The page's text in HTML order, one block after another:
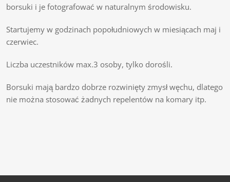
borsuki i je fotografować w naturalnym środowisku.
Startujemy w godzinach popołudniowych w miesiącach maj i
czerwiec.
Liczba uczestników max.3 osoby, tylko dorośli.
Borsuki mają bardzo dobrze rozwinięty zmysł węchu, dlatego
nie można stosować żadnych repelentów na komary itp.